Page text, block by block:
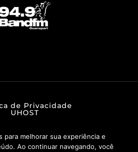
de Privacidade
UHOST
para melhorar sua experiência e
Ao continuar navegando, você